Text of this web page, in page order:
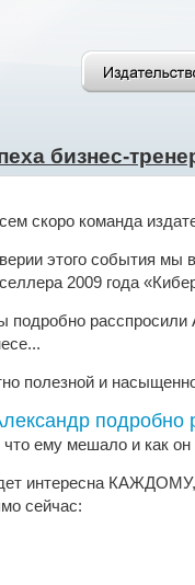
бизнес-
скоро команда
этого события мы
2009 года
подробно расспросили
полезной и
подробно
что ему мешало и как
интересна КАЖДОМУ,
сейчас: